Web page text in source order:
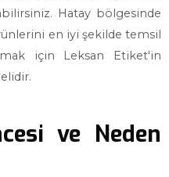
Hatay bölgesinde
en iyi şekilde temsil
için Leksan Etiket'in
ve Neden